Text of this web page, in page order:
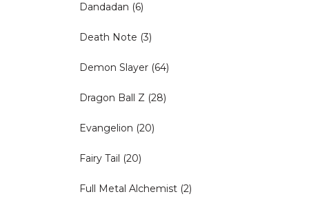
Dandadan (6)
Death Note (3)
Demon Slayer (64)
Dragon Ball Z (28)
Evangelion (20)
Fairy Tail (20)
Full Metal Alchemist (2)